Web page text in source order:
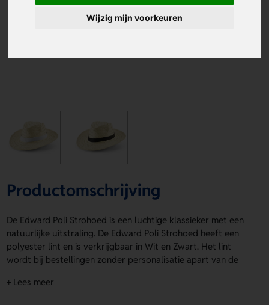
Wijzig mijn voorkeuren
Productomschrijving
De Edward Poli Strohoed is een luchtige klassieker met een
natuurlijke uitstraling. De Edward Poli Strohoed heeft een
polyester lint en is verkrijgbaar in Wit en Zwart. Het lint
wordt bij bestellingen zonder personalisatie apart van de
valt hij goed op. Laat de band bedrukken met een logo,
+ Lees meer